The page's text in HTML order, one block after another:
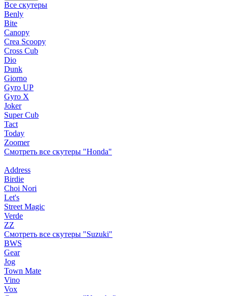
Все скутеры
Benly
Bite
Canopy
Crea Scoopy
Cross Cub
Dio
Dunk
Giorno
Gyro UP
Gyro X
Joker
Super Cub
Tact
Today
Zoomer
Смотреть все скутеры "Honda"
Address
Birdie
Choi Nori
Let's
Street Magic
Verde
ZZ
Смотреть все скутеры "Suzuki"
BWS
Gear
Jog
Town Mate
Vino
Vox